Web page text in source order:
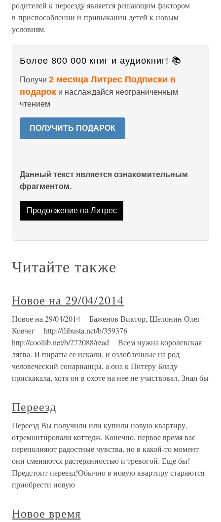
родителей к переезду является решающим фактором
в приспособлении и привыкании детей к новым
условиям.
Более 800 000 книг и аудиокниг! 📚
Получи 2 месяца Литрес Подписки в
подарок и наслаждайся неограниченным
чтением
ПОЛУЧИТЬ ПОДАРОК
Данный текст является ознакомительным
фрагментом.
Продолжение на Литрес
Читайте также
Новое на 29/04/2014
Новое на 29/04/2014 Баженов Виктор, Шелонин Олег
Ковчег http://flibusta.net/b/359376
http://coollib.net/b/272088/read Всем нужна королевская
лягва. И пираты ее искали, и озлобленные на род
человеческий сонарианцы, а она к Питеру Бладу
прискакала, хотя он в охоте на нее не участвовал. Знал бы
Переезд
Переезд Вы получили или купили новую квартиру,
отремонтировали коттедж. Конечно, первое время вас
переполняют радостные чувства, но в какой-то момент
они сменяются растерянностью и тревогой. Еще бы!
Предстоит переезд!Обычно в новую квартиру стараются
приобрести новую
Новое время